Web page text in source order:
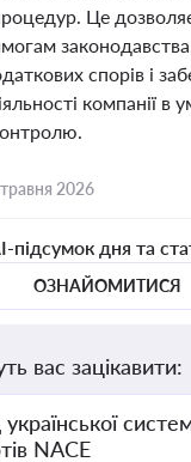
Це
спорів і
компанії в
2026
підсумок дня та
ОЗНАЙОМИТИСЯ
вас зацікавити:
української
NACE